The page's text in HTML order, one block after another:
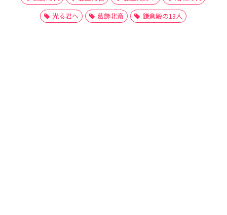
光る君へ
葛飾北斎 鎌倉殿の13人